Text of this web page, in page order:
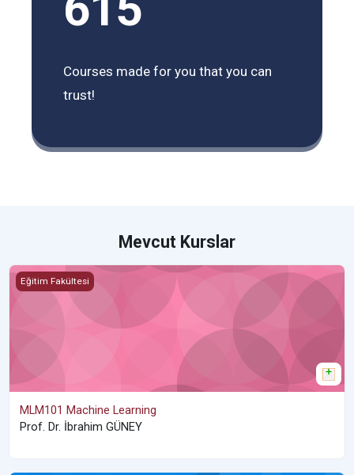
Courses made for you that you can
trust!
Mevcut Kurslar
MLM101 Machine Learning
Eğitim Fakültesi
MLM101 Machine Learning
Prof. Dr. İbrahim GÜNEY